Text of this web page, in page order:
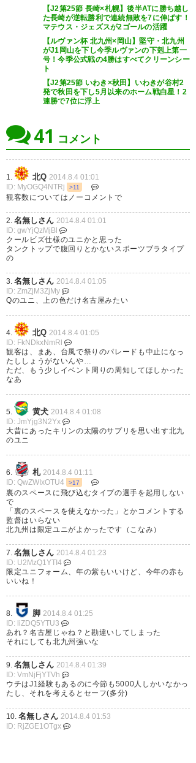
【J2第25節 長崎×札幌】後半ATに勝ち越し
た長崎が逆転勝利で連続無敗を7に伸ばす！
マテウス・ジェズスが2ゴールの活躍
【ルヴァン杯 北九州×岡山】堅守・北九州
がJ1岡山を下し今季ルヴァンの下剋上第一
号！今季公式戦の4勝はすべてクリーンシー
ト
【J2第25節 いわき×秋田】いわきが谷村2
発で秋田を下し5月以来のホーム戦白星！2
連勝で7位に浮上
41 コメント
1. 北Q 2014.8.4 01:01
ID: MyOGQ4NTRj
>11
観客数についてはノーコメントで
2. 名無しさん 2014.8.4 01:01
ID: gwYjQzMjBl
クールビズ仕様のユニかと思った
タンクトップで腹回りとかないスポーツブラタイプ
の
3. 名無しさん 2014.8.4 01:05
ID: ZmZjM3ZjMy
Qのユニ、上の色だけ名古屋みたい
4. 北Q 2014.8.4 01:05
ID: FkNDkxNmRl
観客は、まあ、台風で祭りのパレードも中止になっ
たししょうがないんや…
ただ、もう少しイベント周りの周知してほしかった
なあ
5. 黄犬 2014.8.4 01:08
ID: JmYjg3N2Yx
大昔にあったキリンの太陽のサプリを思い出す北九
のユニ
6. 札 2014.8.4 01:11
ID: QwZWIxOTU4
>17
裏のスペースに飛び込むタイプの選手を起用しない
で
「裏のスペースを使えなかった」とかコメントする
監督はいらない
北九州は限定ユニがよかったです（こなみ）
7. 名無しさん 2014.8.4 01:23
ID: U2MzQ1YTI4
限定ユニフォーム、年の紫もいいけど、今年の赤も
いいね！
8. 脚 2014.8.4 01:25
ID: liZDQ5YTU3
あれ？名古屋じゃね？と勘違いしてしまった
それにしても北九州強いな
9. 名無しさん 2014.8.4 01:39
ID: VmNjFjYTVh
ウチはJ1経験もあるのに今節も5000人しかいなかっ
たし、それを考えるとセーフ(多分)
10. 名無しさん 2014.8.4 01:53
ID: RjZGE1OTgx